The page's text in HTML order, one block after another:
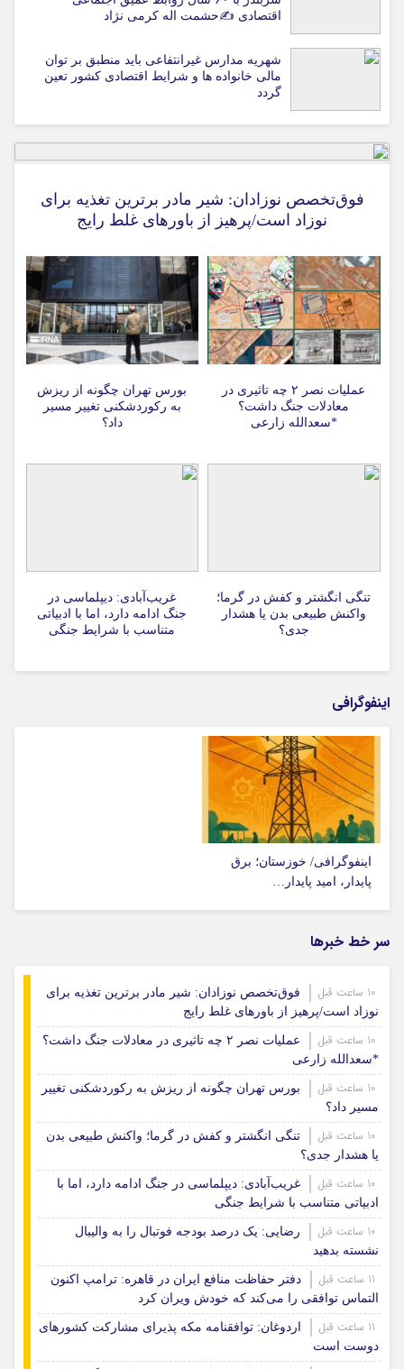
اقتصادی ✍حشمت اله کرمی نژاد
شهریه مدارس غیرانتفاعی باید منطبق بر توان
مالی خانواده ها و شرایط اقتصادی کشور تعین
گردد
فوق‌تخصص نوزادان: شیر مادر برترین تغذیه برای
نوزاد است/پرهیز از باورهای غلط رایج
عملیات نصر ۲ چه تاثیری در
معادلات جنگ داشت؟
*سعدالله زارعی
بورس تهران چگونه از ریزش
به رکوردشکنی تغییر مسیر
داد؟
تنگی انگشتر و کفش در گرما؛
واکنش طبیعی بدن یا هشدار
جدی؟
غریب‌آبادی: دیپلماسی در
جنگ ادامه دارد، اما با ادبیاتی
متناسب با شرایط جنگی
اینفوگرافی
اینفوگرافی/ خوزستان؛ برق
پایدار، امید پایدار…
سر خط خبرها
فوق‌تخصص نوزادان: شیر مادر برترین تغذیه برای
نوزاد است/پرهیز از باورهای غلط رایج
عملیات نصر ۲ چه تاثیری در معادلات جنگ داشت؟
*سعدالله زارعی
بورس تهران چگونه از ریزش به رکوردشکنی تغییر
مسیر داد؟
تنگی انگشتر و کفش در گرما؛ واکنش طبیعی بدن
یا هشدار جدی؟
غریب‌آبادی: دیپلماسی در جنگ ادامه دارد، اما با
ادبیاتی متناسب با شرایط جنگی
رضایی: یک درصد بودجه فوتبال را به والیبال
نشسته بدهید
دفتر حفاظت منافع ایران در قاهره: ترامپ اکنون
التماس توافقی را می‌کند که خودش ویران کرد
اردوغان: توافقنامه مکه پذیرای مشارکت کشورهای
دوست است